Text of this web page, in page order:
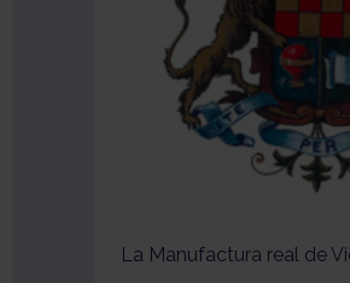
La Manufactura real de